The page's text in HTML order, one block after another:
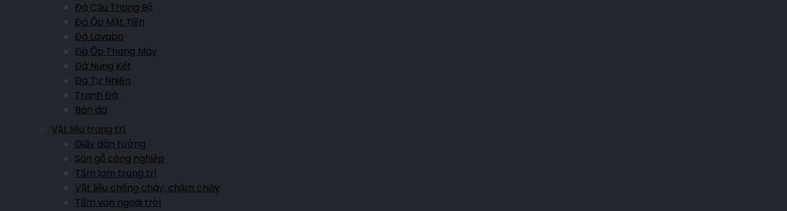
Đá Cầu Thang Bộ
Đá Ốp Mặt Tiền
Đá Lavabo
Đá Ốp Thang Máy
Đá Nung Kết
Đá Tự Nhiên
Tranh Đá
Bàn đá
Vật liệu trang trí
Giấy dán tường
Sàn gỗ công nghiệp
Tấm lam trang trí
Vật liệu chống cháy, chậm cháy
Tấm ván ngoài trời